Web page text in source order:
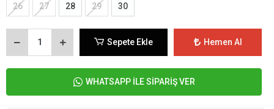
26 27 28 29 30
Sepete Ekle Hemen Al
WHATSAPP İLE SİPARİŞ VER